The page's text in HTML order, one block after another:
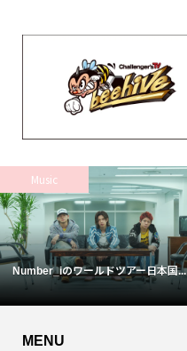
Music
Number_iのワールドツアー日本国...
MENU